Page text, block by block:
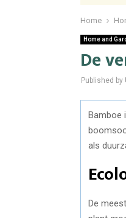
Home
Home and
De
Published by
Bamboe
als
De